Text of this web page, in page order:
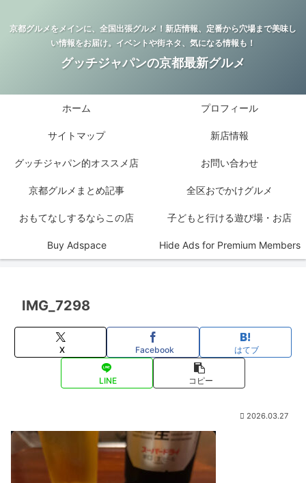
京都グルメをメインに、全国出張グルメ！新店情報、定番から穴場まで美味し
い情報をお届け。イベントや街ネタ、気になる情報も！
グッチジャパンの京都最新グルメ
ホーム プロフィール
サイトマップ 新店情報
グッチジャパン的オススメ店 お問い合わせ
京都グルメまとめ記事 全区おでかけグルメ
おもてなしするならこの店 子どもと行ける遊び場・お店
Buy Adspace Hide Ads for Premium Members
IMG_7298
X Facebook はてブ
LINE コピー
2026.03.27